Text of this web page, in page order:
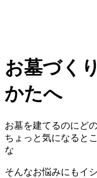
お墓づく
かたへ
お墓を建てるのにど
ちょっと気になると
な
そんなお悩みにもイ